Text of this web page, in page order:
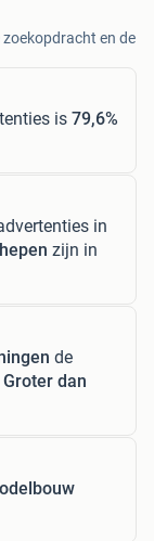
en de
is 79,6%
in
zijn in
de
dan